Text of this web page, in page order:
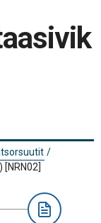
/
[NRN02]